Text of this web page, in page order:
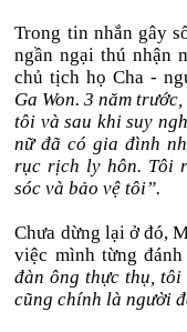
Trong tin nhắn gây
ngần ngại thú nhận
chủ tịch họ Cha -
Ga Won. 3 năm
tôi và sau khi suy
nữ đã có gia đình
rục rịch ly hôn. Tôi
sóc và bảo vệ tôi”.
Chưa dừng lại ở đó,
việc mình từng đánh
đàn ông thực thụ, tôi
cũng chính là người